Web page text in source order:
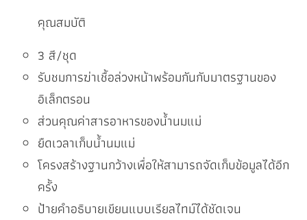
คุณสมบัติ
3 สี/ชุด
รับชมการฆ่าเชื้อล่วงหน้าพร้อมกันกับมาตรฐานของ
อิเล็กตรอน
ส่วนคุณค่าสารอาหารของน้ำนมแม่
ยืดเวลาเก็บน้ำนมแม่
โครงสร้างฐานกว้างเพื่อให้สามารถจัดเก็บข้อมูลได้อีก
ครั้ง
ป้ายคำอธิบายเขียนแบบเรียลไทม์ได้ชัดเจน